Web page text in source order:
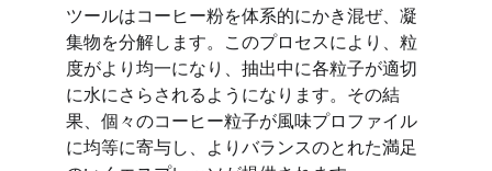
ツールはコーヒー粉を体系的にかき混ぜ、凝
集物を分解します。このプロセスにより、粒
度がより均一になり、抽出中に各粒子が適切
に水にさらされるようになります。その結
果、個々のコーヒー粒子が風味プロファイル
に均等に寄与し、よりバランスのとれた満足